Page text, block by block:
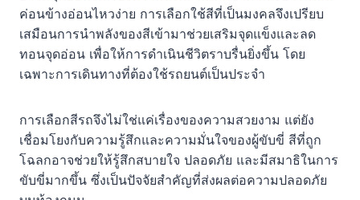
ค่อนข้างอ่อนไหวง่าย การเลือกใช้สีที่เป็นมงคลจึงเปรียบ
เสมือนการนำพลังของสีเข้ามาช่วยเสริมจุดแข็งและลด
ทอนจุดอ่อน เพื่อให้การดำเนินชีวิตราบรื่นยิ่งขึ้น โดย
เฉพาะการเดินทางที่ต้องใช้รถยนต์เป็นประจำ
การเลือกสีรถจึงไม่ใช่แค่เรื่องของความสวยงาม แต่ยัง
เชื่อมโยงกับความรู้สึกและความมั่นใจของผู้ขับขี่ สีที่ถูก
โฉลกอาจช่วยให้รู้สึกสบายใจ ปลอดภัย และมีสมาธิในการ
ขับขี่มากขึ้น ซึ่งเป็นปัจจัยสำคัญที่ส่งผลต่อความปลอดภัย